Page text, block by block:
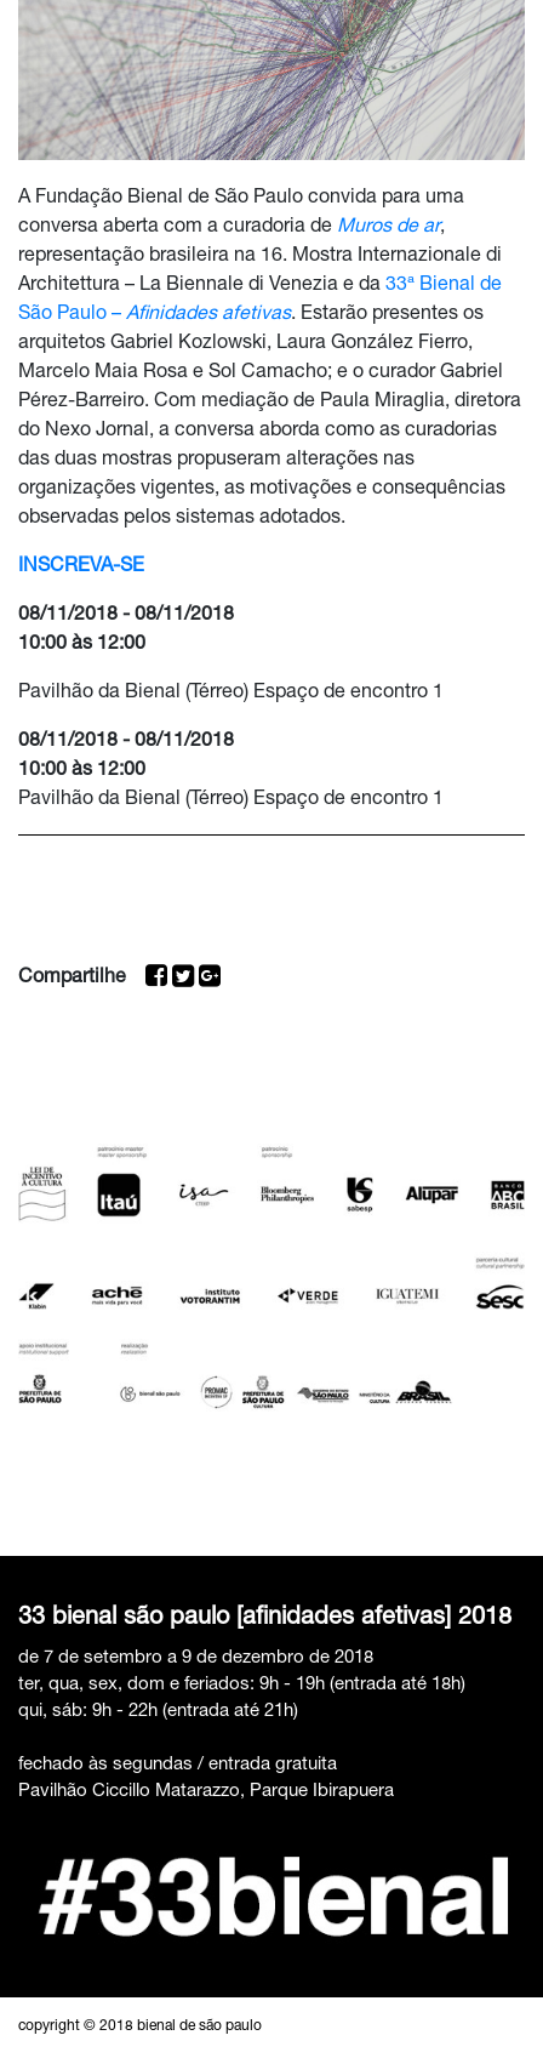
A Fundação Bienal de São Paulo convida para uma
conversa aberta com a curadoria de Muros de ar,
representação brasileira na 16. Mostra Internazionale di
Architettura – La Biennale di Venezia e da 33ª Bienal de
São Paulo – Afinidades afetivas. Estarão presentes os
arquitetos Gabriel Kozlowski, Laura González Fierro,
Marcelo Maia Rosa e Sol Camacho; e o curador Gabriel
Pérez-Barreiro. Com mediação de Paula Miraglia, diretora
do Nexo Jornal, a conversa aborda como as curadorias
das duas mostras propuseram alterações nas
organizações vigentes, as motivações e consequências
observadas pelos sistemas adotados.
INSCREVA-SE
08/11/2018 - 08/11/2018
10:00 às 12:00
Pavilhão da Bienal (Térreo) Espaço de encontro 1
08/11/2018 - 08/11/2018
10:00 às 12:00
Pavilhão da Bienal (Térreo) Espaço de encontro 1
Compartilhe
33 bienal são paulo [afinidades afetivas] 2018
de 7 de setembro a 9 de dezembro de 2018
ter, qua, sex, dom e feriados: 9h - 19h (entrada até 18h)
qui, sáb: 9h - 22h (entrada até 21h)
fechado às segundas / entrada gratuita
Pavilhão Ciccillo Matarazzo, Parque Ibirapuera
copyright © 2018 bienal de são paulo